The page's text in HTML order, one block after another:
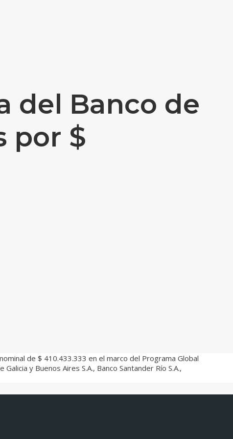
del Banco de
por $
de $ 410.433.333 en el marco del Programa Global
y Buenos Aires S.A., Banco Santander Río S.A.,